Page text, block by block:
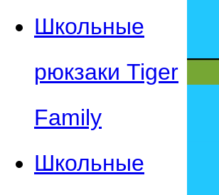
Школьные
рюкзаки Tiger
Family
Школьные